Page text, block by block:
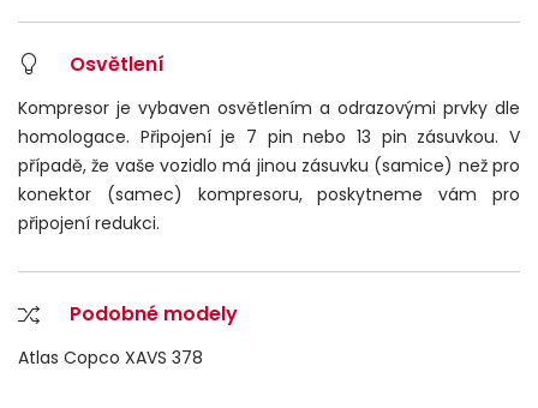
Osvětlení
Kompresor je vybaven osvětlením a odrazovými prvky dle
homologace. Připojení je 7 pin nebo 13 pin zásuvkou. V
případě, že vaše vozidlo má jinou zásuvku (samice) než pro
konektor (samec) kompresoru, poskytneme vám pro
připojení redukci.
Podobné modely
Atlas Copco XAVS 378